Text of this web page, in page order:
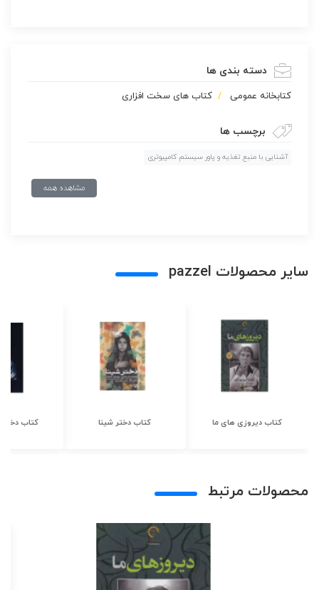
دسته بندی ها
كتابخانه عمومی کتاب های سخت افزاری
برچسب ها
آشنایی با منبع تغذیه و پاور سیستم کامپیوتری
مشاهده همه
سایر محصولات pazzel
کتاب دیروزی های ما کتاب دختر شینا کتاب دختر
محصولات مرتبط